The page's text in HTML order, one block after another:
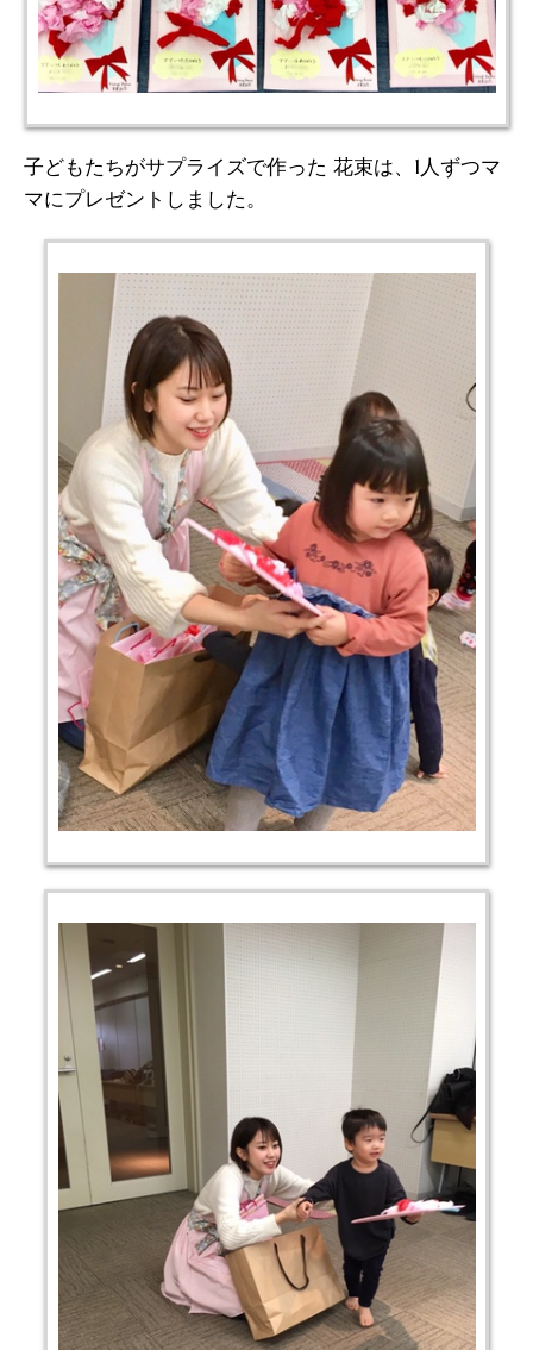
子どもたちがサプライズで作った 花束は、1人ずつマ
マにプレゼントしました。